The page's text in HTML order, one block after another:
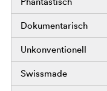
Dokumentarisch
Unkonventionell
Swissmade